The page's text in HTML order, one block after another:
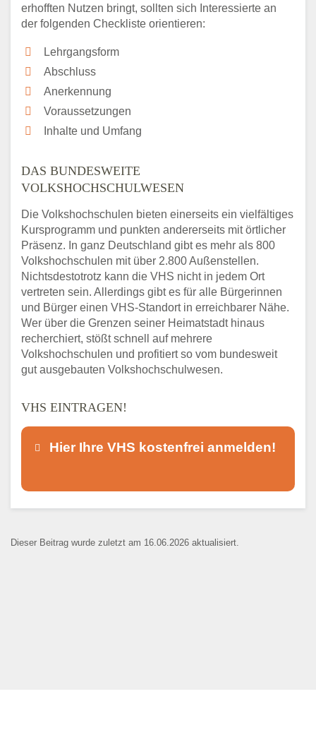
erhofften Nutzen bringt, sollten sich Interessierte an
der folgenden Checkliste orientieren:
Lehrgangsform
Abschluss
Anerkennung
Voraussetzungen
Inhalte und Umfang
DAS BUNDESWEITE
VOLKSHOCHSCHULWESEN
Die Volkshochschulen bieten einerseits ein vielfältiges
Kursprogramm und punkten andererseits mit örtlicher
Präsenz. In ganz Deutschland gibt es mehr als 800
Volkshochschulen mit über 2.800 Außenstellen.
Nichtsdestotrotz kann die VHS nicht in jedem Ort
vertreten sein. Allerdings gibt es für alle Bürgerinnen
und Bürger einen VHS-Standort in erreichbarer Nähe.
Wer über die Grenzen seiner Heimatstadt hinaus
recherchiert, stößt schnell auf mehrere
Volkshochschulen und profitiert so vom bundesweit
gut ausgebauten Volkshochschulwesen.
VHS EINTRAGEN!
Hier Ihre VHS kostenfrei anmelden!
Kontaktaufnahme und ist nicht
Dieser Beitrag wurde zuletzt am 16.06.2026 aktualisiert.